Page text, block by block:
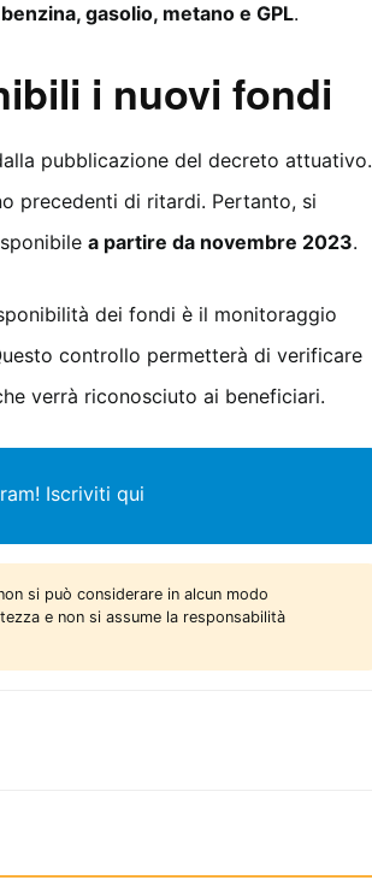
gasolio, metano e GPL.
i nuovi fondi
pubblicazione del decreto attuativo.
precedenti di ritardi. Pertanto, si
a partire da novembre 2023.
dei fondi è il monitoraggio
controllo permetterà di verificare
verrà riconosciuto ai beneficiari.
Iscriviti qui
si può considerare in alcun modo
e non si assume la responsabilità